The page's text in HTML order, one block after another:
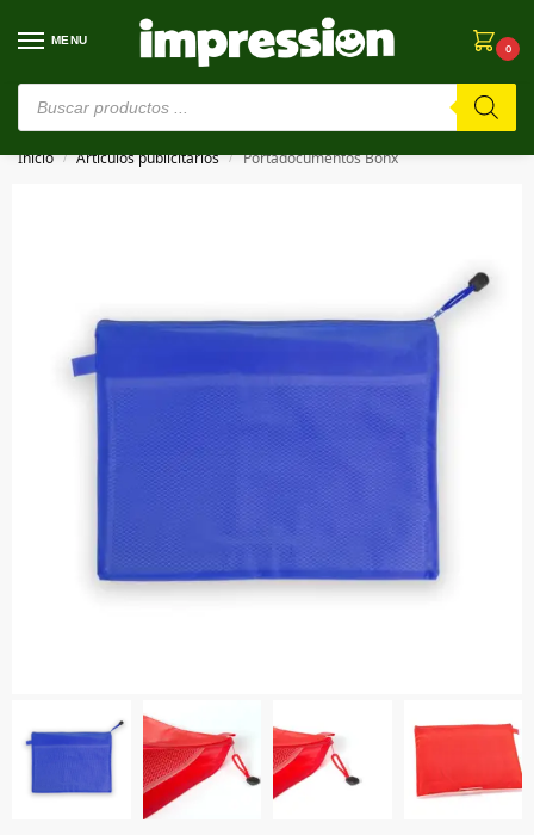
MENU
0
⚠️ Estamos en pruebas. Si algo falla, ¡Perdón!⚠️
Inicio / Artículos publicitarios / Portadocumentos Bonx